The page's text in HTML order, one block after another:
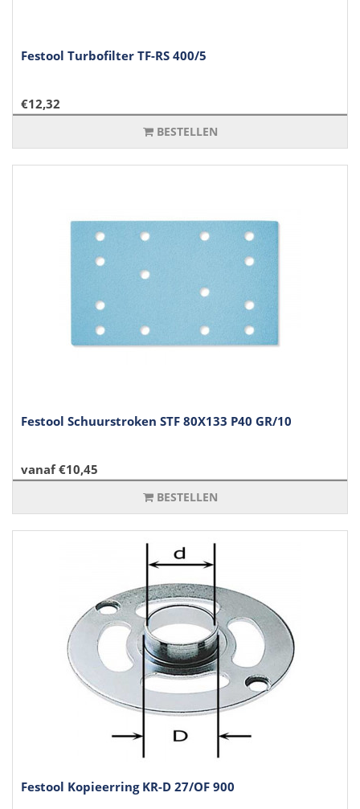
Festool Turbofilter TF-RS 400/5
€12,32
BESTELLEN
Festool Schuurstroken STF 80X133 P40 GR/10
vanaf €10,45
BESTELLEN
Festool Kopieerring KR-D 27/OF 900